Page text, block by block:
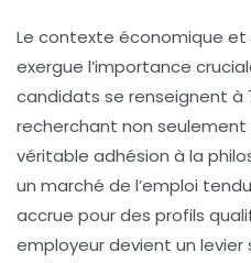
Le contexte économique et
exergue l’importance
candidats se renseignent à
recherchant non
véritable adhésion à la
un marché de l’emploi
accrue pour des profils
employeur devient un